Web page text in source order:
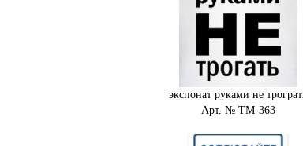
экспонат руками не
Арт. № ТМ-363